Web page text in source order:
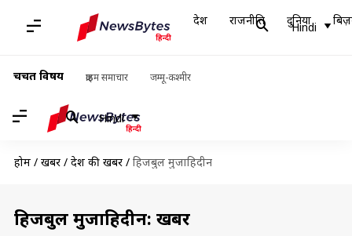
देश राजनीति दुनिया
Hindi
चर्चित विषय क्राइम समाचार जम्मू-कश्मीर
Hindi
होम / खबरें / देश की खबरें / हिजबुल मुजाहिदीन
हिजबुल मुजाहिदीन: खबरें